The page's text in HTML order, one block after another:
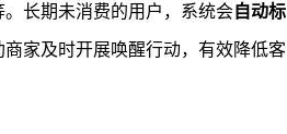
长期未消费的用户，系统会自动标
家及时开展唤醒行动，有效降低客